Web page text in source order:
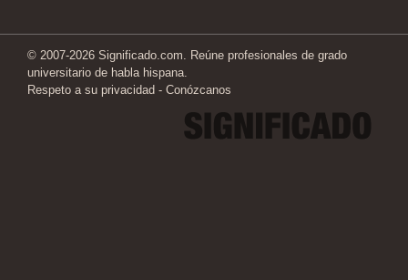
© 2007-2026 Significado.com. Reúne profesionales de grado
universitario de habla hispana.
Respeto a su privacidad - Conózcanos